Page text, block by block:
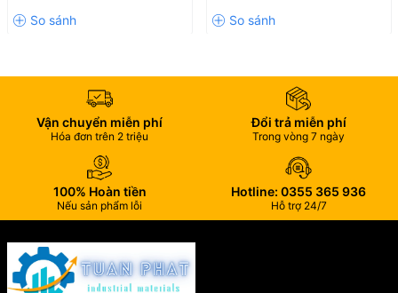
Vận chuyển miễn phí
Hóa đơn trên 2 triệu
Đổi trả miễn phí
Trong vòng 7 ngày
100% Hoàn tiền
Nếu sản phẩm lỗi
Hotline: 0355 365 936
Hỗ trợ 24/7